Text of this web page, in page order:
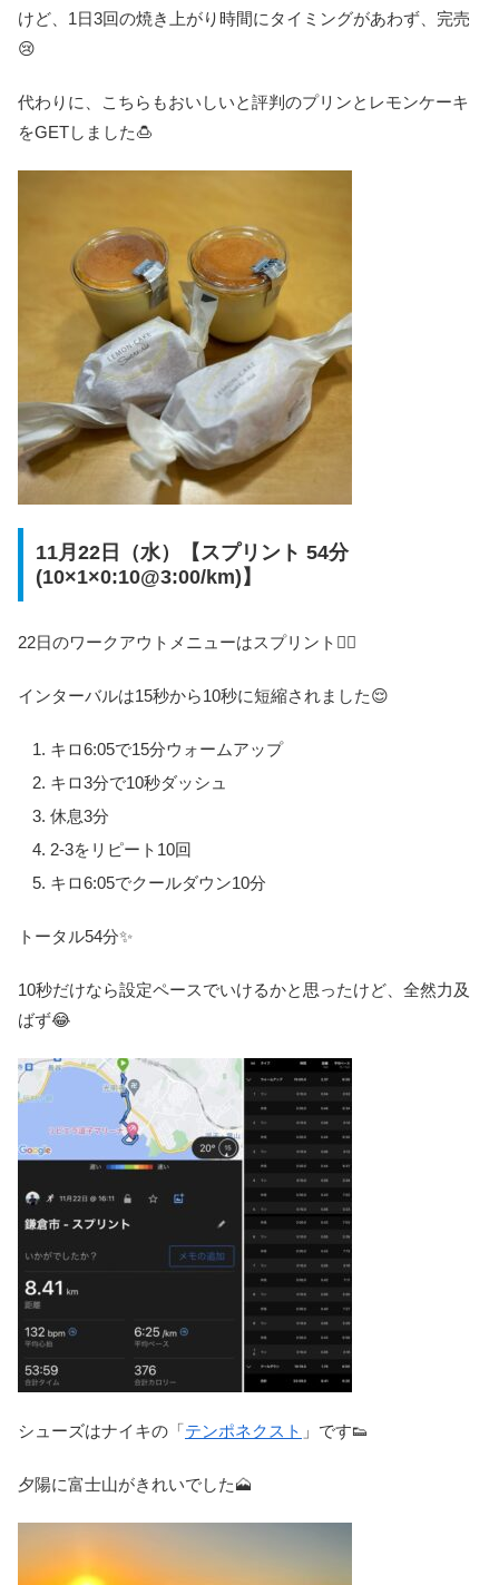
けど、1日3回の焼き上がり時間にタイミングがあわず、完売
😢
代わりに、こちらもおいしいと評判のプリンとレモンケーキ
をGETしました🍮
11月22日（水）【スプリント 54分
(10×1×0:10@3:00/km)】
22日のワークアウトメニューはスプリント🏃‍♀️
インターバルは15秒から10秒に短縮されました😌
キロ6:05で15分ウォームアップ
キロ3分で10秒ダッシュ
休息3分
2-3をリピート10回
キロ6:05でクールダウン10分
トータル54分✨
10秒だけなら設定ペースでいけるかと思ったけど、全然力及
ばず😂
シューズはナイキの「テンポネクスト 」です👟
夕陽に富士山がきれいでした🗻